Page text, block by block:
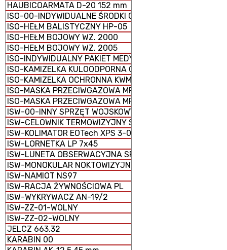
HAUBICOARMATA D-20 152 mm
ISO-00-INDYWIDUALNE ŚRODKI OCHRONY
ISO-HEŁM BALISTYCZNY HP-05
ISO-HEŁM BOJOWY WZ. 2000
ISO-HEŁM BOJOWY WZ. 2005
ISO-INDYWIDUALNY PAKIET MEDYCZNY IPMED 45 WP
ISO-KAMIZELKA KULOODPORNA GRYF PLATE CARRIER
ISO-KAMIZELKA OCHRONNA KWM-02
ISO-MASKA PRZECIWGAZOWA MP-5
ISO-MASKA PRZECIWGAZOWA MP-6
ISW-00-INNY SPRZĘT WOJSKOWY
ISW-CELOWNIK TERMOWIZYJNY SCT-RUBIN
ISW-KOLIMATOR EOTech XPS 3-0
ISW-LORNETKA LP 7x45
ISW-LUNETA OBSERWACYJNA SPOTTER 60
ISW-MONOKULAR NOKTOWIZYJNY MU-3M KOLIBER
ISW-NAMIOT NS97
ISW-RACJA ŻYWNOŚCIOWA PL
ISW-WYKRYWACZ AN-19/2
ISW-ZZ-01-WOLNY
ISW-ZZ-02-WOLNY
JELCZ 663.32
KARABIN 00